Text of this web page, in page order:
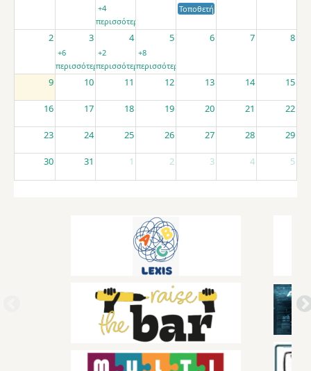
+4
περισσότερα
Τοποθετήσεις αποσπασμένων
2 3 4 5 6 7 8
+6
περισσότερα
+2
περισσότερα
+8
περισσότερα
9 10 11 12 13 14 15
16 17 18 19 20 21 22
23 24 25 26 27 28 29
30 31 1 2 3 4 5